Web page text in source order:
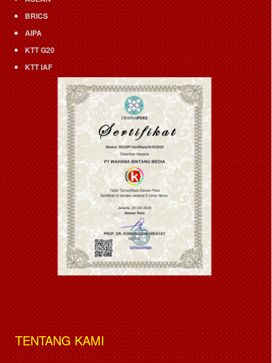
BRICS
AIPA
KTT G20
KTT IAF
TENTANG KAMI